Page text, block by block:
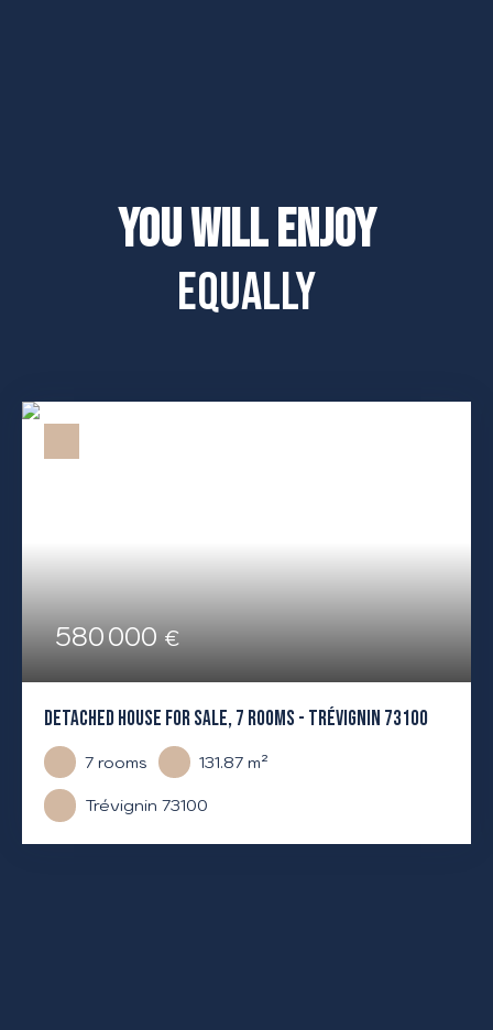
You will enjoy
equally
580 000€
DETACHED HOUSE FOR SALE, 7 ROOMS - TRÉVIGNIN 73100
7rooms 131.87m²
Trévignin 73100